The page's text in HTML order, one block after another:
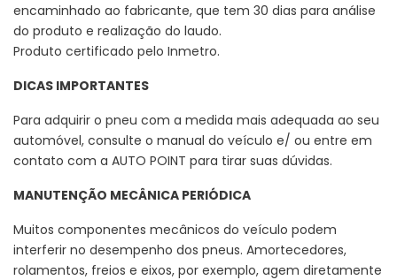
encaminhado ao fabricante, que tem 30 dias para análise
do produto e realização do laudo.
Produto certificado pelo Inmetro.
DICAS IMPORTANTES
Para adquirir o pneu com a medida mais adequada ao seu
automóvel, consulte o manual do veículo e/ ou entre em
contato com a AUTO POINT para tirar suas dúvidas.
MANUTENÇÃO MECÂNICA PERIÓDICA
Muitos componentes mecânicos do veículo podem
interferir no desempenho dos pneus. Amortecedores,
rolamentos, freios e eixos, por exemplo, agem diretamente